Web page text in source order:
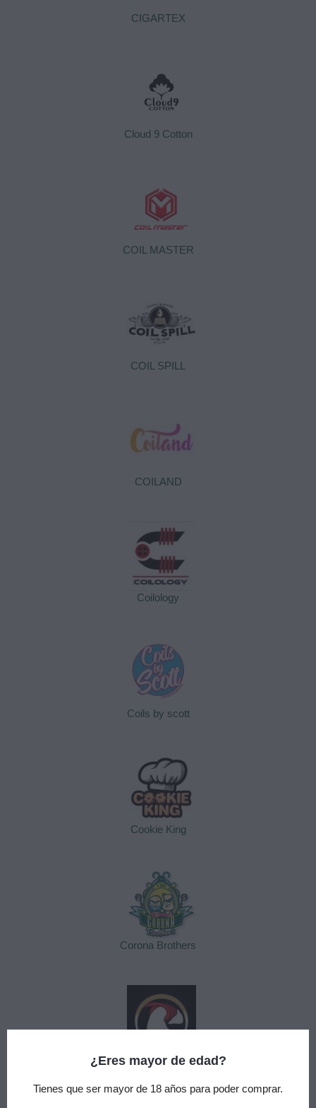
CIGARTEX
Cloud 9 Cotton
COIL MASTER
COIL SPILL
COILAND
Coilology
Coils by scott
Cookie King
Corona Brothers
COTTON BACON
¿Eres mayor de edad?
Tienes que ser mayor de 18 años para poder comprar.